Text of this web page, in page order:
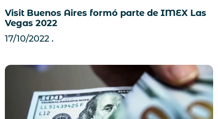
Visit Buenos Aires formó parte de IMEX Las
Vegas 2022
17/10/2022